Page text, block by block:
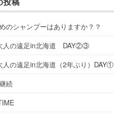
のシャンプーはありますか？？
人の遠足in北海道 DAY②③
人の遠足in北海道（2年ぶり）DAY①
続